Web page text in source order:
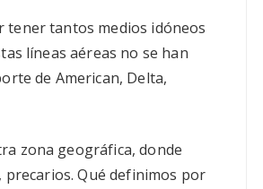
tener tantos medios idóneos
líneas aéreas no se han
de American, Delta,
zona geográfica, donde
Qué definimos por